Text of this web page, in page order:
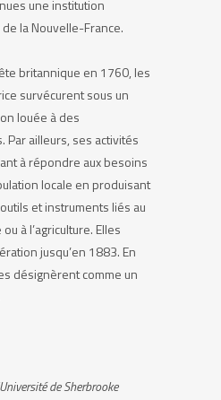
une institution
la Nouvelle-France.
britannique en 1760, les
survécurent sous un
louée à des
ailleurs, ses activités
à répondre aux besoins
locale en produisant
et instruments liés au
à l’agriculture. Elles
jusqu’en 1883. En
désignèrent comme un
de Sherbrooke